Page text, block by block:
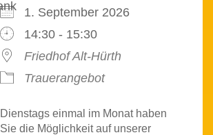
1. September 2026
14:30 - 15:30
Friedhof Alt-Hürth
Trauerangebot
Dienstags einmal im Monat haben
Sie die Möglichkeit auf unserer